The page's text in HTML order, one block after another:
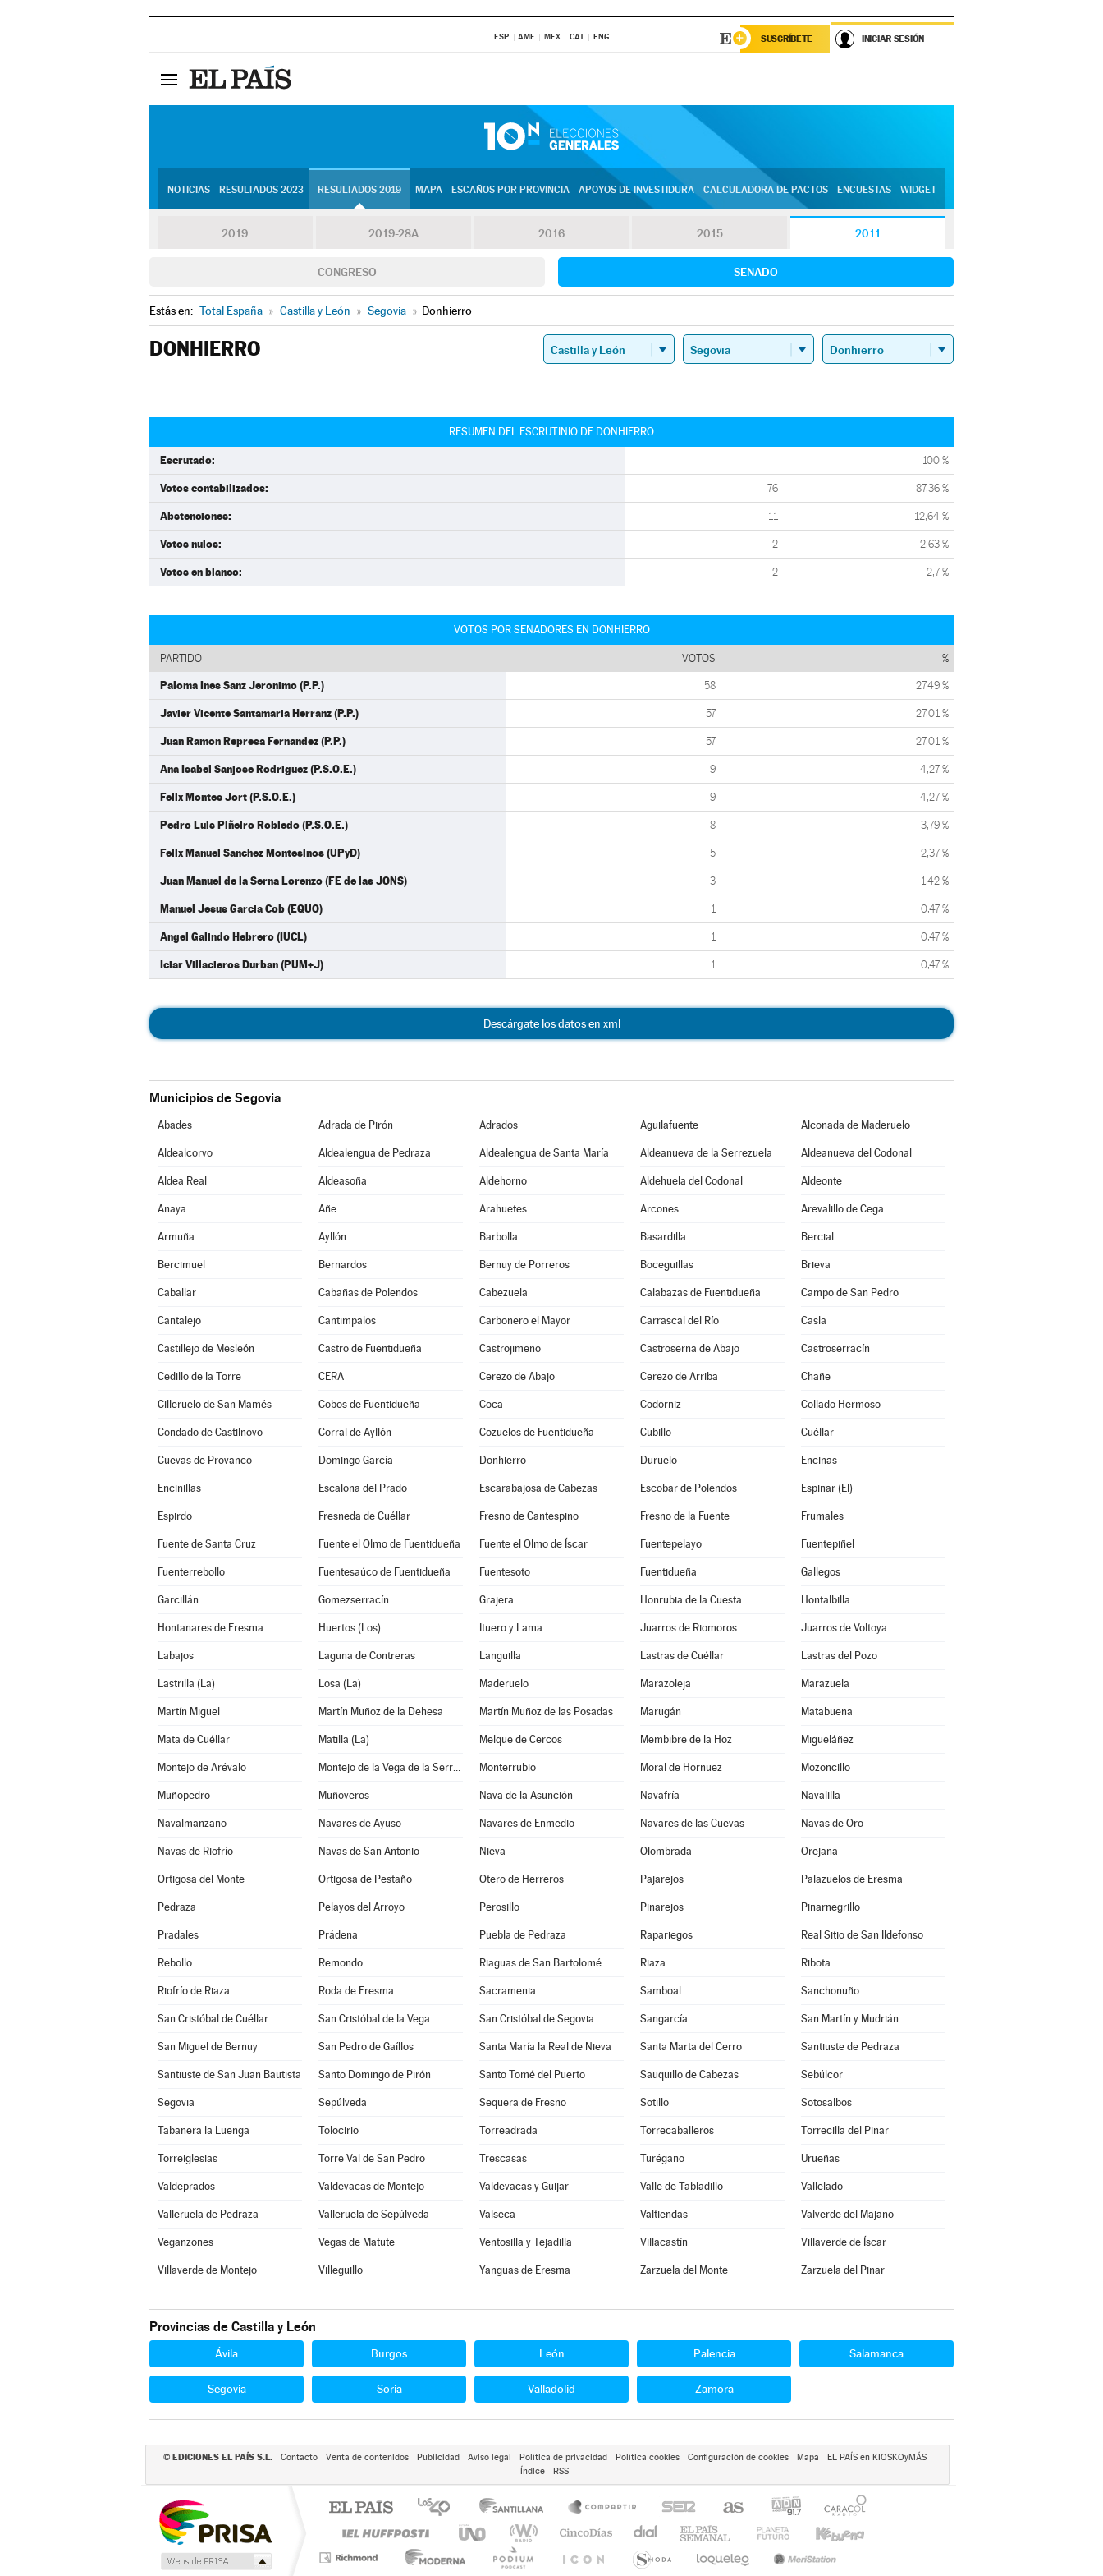
ESP AME MEX CAT ENG SUSCRÍBETE INICIAR SESIÓN
NOTICIAS RESULTADOS 2023 RESULTADOS 2019 MAPA ESCAÑOS POR PROVINCIA APOYOS DE INVESTIDURA CALCULADORA DE PACTOS ENCUESTAS WIDGET
2019 2019-28A 2016 2015 2011
CONGRESO SENADO
Estás en: Total España » Castilla y León » Segovia » Donhierro
DONHIERRO
RESUMEN DEL ESCRUTINIO DE DONHIERRO
Escrutado: 100 %
Votos contabilizados: 76 87,36 %
Abstenciones: 11 12,64 %
Votos nulos: 2 2,63 %
Votos en blanco: 2 2,7 %
VOTOS POR SENADORES EN DONHIERRO
PARTIDO VOTOS %
Paloma Ines Sanz Jeronimo (P.P.) 58 27,49 %
Javier Vicente Santamaria Herranz (P.P.) 57 27,01 %
Juan Ramon Represa Fernandez (P.P.) 57 27,01 %
Ana Isabel Sanjose Rodriguez (P.S.O.E.) 9 4,27 %
Felix Montes Jort (P.S.O.E.) 9 4,27 %
Pedro Luis Piñeiro Robledo (P.S.O.E.) 8 3,79 %
Felix Manuel Sanchez Montesinos (UPyD) 5 2,37 %
Juan Manuel de la Serna Lorenzo (FE de las JONS) 3 1,42 %
Manuel Jesus Garcia Cob (EQUO) 1 0,47 %
Angel Galindo Hebrero (IUCL) 1 0,47 %
Iciar Villacieros Durban (PUM+J) 1 0,47 %
Descárgate los datos en xml
Municipios de Segovia
Abades Adrada de Pirón Adrados Aguilafuente Alconada de Maderuelo
Aldealcorvo Aldealengua de Pedraza Aldealengua de Santa María Aldeanueva de la Serrezuela Aldeanueva del Codonal
Aldea Real Aldeasoña Aldehorno Aldehuela del Codonal Aldeonte
Anaya Añe Arahuetes Arcones Arevalillo de Cega
Armuña Ayllón Barbolla Basardilla Bercial
Bercimuel Bernardos Bernuy de Porreros Boceguillas Brieva
Caballar Cabañas de Polendos Cabezuela Calabazas de Fuentidueña Campo de San Pedro
Cantalejo Cantimpalos Carbonero el Mayor Carrascal del Río Casla
Castillejo de Mesleón Castro de Fuentidueña Castrojimeno Castroserna de Abajo Castroserracín
Cedillo de la Torre CERA Cerezo de Abajo Cerezo de Arriba Chañe
Cilleruelo de San Mamés Cobos de Fuentidueña Coca Codorniz Collado Hermoso
Condado de Castilnovo Corral de Ayllón Cozuelos de Fuentidueña Cubillo Cuéllar
Cuevas de Provanco Domingo García Donhierro Duruelo Encinas
Encinillas Escalona del Prado Escarabajosa de Cabezas Escobar de Polendos Espinar (El)
Espirdo Fresneda de Cuéllar Fresno de Cantespino Fresno de la Fuente Frumales
Fuente de Santa Cruz Fuente el Olmo de Fuentidueña Fuente el Olmo de Íscar Fuentepelayo Fuentepiñel
Fuenterrebollo Fuentesaúco de Fuentidueña Fuentesoto Fuentidueña Gallegos
Garcillán Gomezserracín Grajera Honrubia de la Cuesta Hontalbilla
Hontanares de Eresma Huertos (Los) Ituero y Lama Juarros de Riomoros Juarros de Voltoya
Labajos Laguna de Contreras Languilla Lastras de Cuéllar Lastras del Pozo
Lastrilla (La) Losa (La) Maderuelo Marazoleja Marazuela
Martín Miguel Martín Muñoz de la Dehesa Martín Muñoz de las Posadas Marugán Matabuena
Mata de Cuéllar Matilla (La) Melque de Cercos Membibre de la Hoz Migueláñez
Montejo de Arévalo Montejo de la Vega de la Serrezuela Monterrubio Moral de Hornuez Mozoncillo
Muñopedro Muñoveros Nava de la Asunción Navafría Navalilla
Navalmanzano Navares de Ayuso Navares de Enmedio Navares de las Cuevas Navas de Oro
Navas de Riofrío Navas de San Antonio Nieva Olombrada Orejana
Ortigosa del Monte Ortigosa de Pestaño Otero de Herreros Pajarejos Palazuelos de Eresma
Pedraza Pelayos del Arroyo Perosillo Pinarejos Pinarnegrillo
Pradales Prádena Puebla de Pedraza Rapariegos Real Sitio de San Ildefonso
Rebollo Remondo Riaguas de San Bartolomé Riaza Ribota
Riofrío de Riaza Roda de Eresma Sacramenia Samboal Sanchonuño
San Cristóbal de Cuéllar San Cristóbal de la Vega San Cristóbal de Segovia Sangarcía San Martín y Mudrián
San Miguel de Bernuy San Pedro de Gaíllos Santa María la Real de Nieva Santa Marta del Cerro Santiuste de Pedraza
Santiuste de San Juan Bautista Santo Domingo de Pirón Santo Tomé del Puerto Sauquillo de Cabezas Sebúlcor
Segovia Sepúlveda Sequera de Fresno Sotillo Sotosalbos
Tabanera la Luenga Tolocirio Torreadrada Torrecaballeros Torrecilla del Pinar
Torreiglesias Torre Val de San Pedro Trescasas Turégano Urueñas
Valdeprados Valdevacas de Montejo Valdevacas y Guijar Valle de Tabladillo Vallelado
Valleruela de Pedraza Valleruela de Sepúlveda Valseca Valtiendas Valverde del Majano
Veganzones Vegas de Matute Ventosilla y Tejadilla Villacastín Villaverde de Íscar
Villaverde de Montejo Villeguillo Yanguas de Eresma Zarzuela del Monte Zarzuela del Pinar
Provincias de Castilla y León
Ávila Burgos León Palencia Salamanca
Segovia Soria Valladolid Zamora
© EDICIONES EL PAÍS S.L. Contacto Venta de contenidos Publicidad Aviso legal Política de privacidad Política cookies Configuración de cookies Mapa
EL PAÍS en KIOSKOyMÁS
Índice
RSS